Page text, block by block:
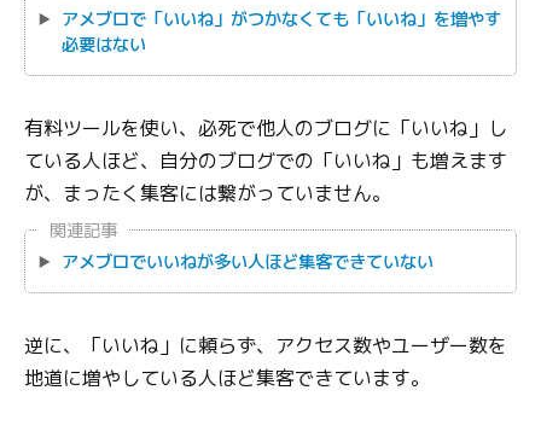
アメブロで「いいね」がつかなくても「いいね」を増やす
必要はない
有料ツールを使い、必死で他人のブログに「いいね」し
ている人ほど、自分のブログでの「いいね」も増えます
が、まったく集客には繋がっていません。
関連記事
アメブロでいいねが多い人ほど集客できていない
逆に、「いいね」に頼らず、アクセス数やユーザー数を
地道に増やしている人ほど集客できています。